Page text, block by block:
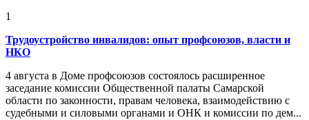
1
Трудоустройство инвалидов: опыт профсоюзов, власти и
НКО
4 августа в Доме профсоюзов состоялось расширенное
заседание комиссии Общественной палаты Самарской
области по законности, правам человека, взаимодействию с
судебными и силовыми органами и ОНК и комиссии по дем...